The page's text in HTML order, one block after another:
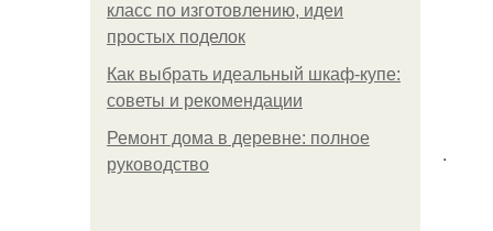
класс по изготовлению, идеи
простых поделок
Как выбрать идеальный шкаф-купе:
советы и рекомендации
Ремонт дома в деревне: полное
руководство
.